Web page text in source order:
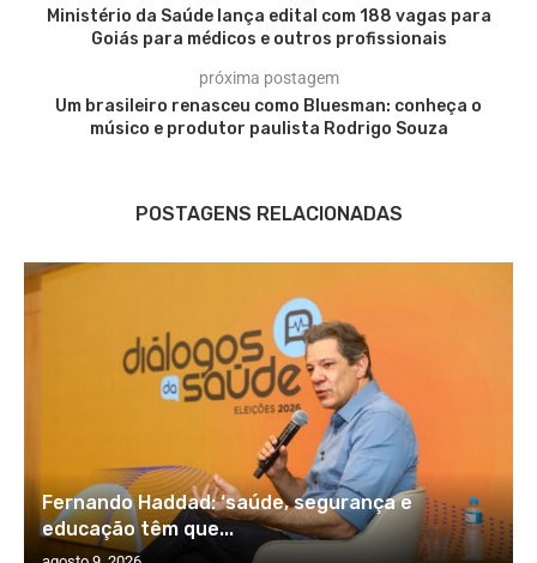
Ministério da Saúde lança edital com 188 vagas para
Goiás para médicos e outros profissionais
próxima postagem
Um brasileiro renasceu como Bluesman: conheça o
músico e produtor paulista Rodrigo Souza
POSTAGENS RELACIONADAS
Fernando Haddad: ‘saúde, segurança e
educação têm que...